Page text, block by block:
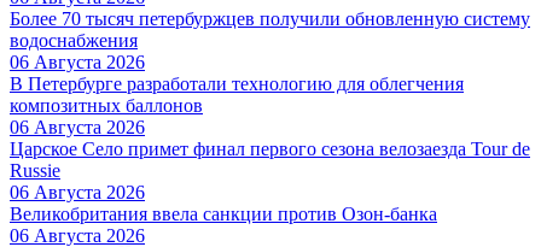
Более 70 тысяч петербуржцев получили обновленную систему
водоснабжения
06 Августа 2026
В Петербурге разработали технологию для облегчения
композитных баллонов
06 Августа 2026
Царское Село примет финал первого сезона велозаезда Tour de
Russie
06 Августа 2026
Великобритания ввела санкции против Озон-банка
06 Августа 2026